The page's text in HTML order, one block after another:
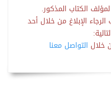
الكتاب المذكور.
الإبلاغ من خلال أحد
خلال التواصل معنا